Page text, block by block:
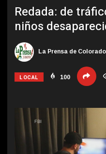
Redada: de
niños
La Prensa de Colorado
LOCAL 100